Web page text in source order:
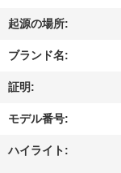
オ
起源の場所:
ブランド名:
証明:
モデル番号:
ハイライト: